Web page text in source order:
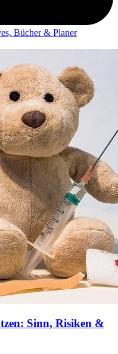
Bücher & Planer
Sinn, Risiken &